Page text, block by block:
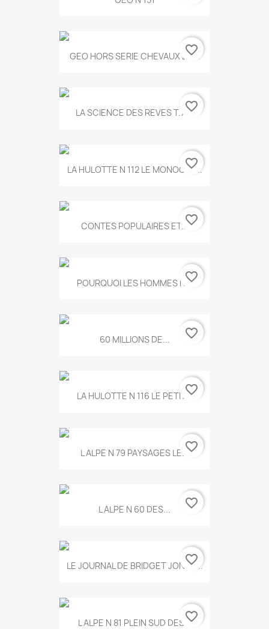
GEO HORS SERIE CHEVAUX ET...
favorite_border
LA SCIENCE DES REVES T.787
favorite_border
LA HULOTTE N 112 LE MONOCLE...
favorite_border
CONTES POPULAIRES ET...favorite_border
POURQUOI LES HOMMES N...favorite_border
60 MILLIONS DE... favorite_border
LA HULOTTE N 116 LE PETIT...favorite_border
L ALPE N 79 PAYSAGES LE...favorite_border
L ALPE N 60 DES... favorite_border
LE JOURNAL DE BRIDGET JONES...
favorite_border
L ALPE N 81 PLEIN SUD DES...favorite_border